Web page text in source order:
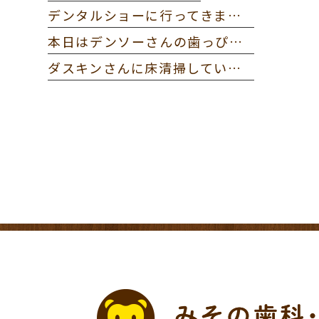
デンタルショーに行ってきました。
本日はデンソーさんの歯っぴー健診に参加してきました。
ダスキンさんに床清掃していただきました。